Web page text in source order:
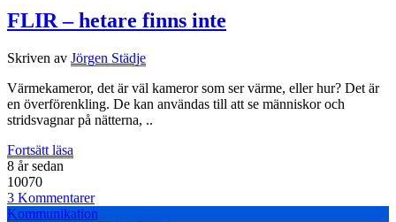
FLIR – hetare finns inte
Skriven av Jörgen Städje
Värmekameror, det är väl kameror som ser värme, eller hur? Det är
en överförenkling. De kan användas till att se människor och
stridsvagnar på nätterna, ..
Fortsätt läsa
8 år sedan
10070
3 Kommentarer
Kommunikation